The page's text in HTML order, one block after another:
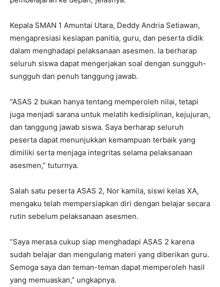
Kepala SMAN 1 Amuntai Utara, Deddy Andria Setiawan,
mengapresiasi kesiapan panitia, guru, dan peserta didik
dalam menghadapi pelaksanaan asesmen. Ia berharap
seluruh siswa dapat mengerjakan soal dengan sungguh-
sungguh dan penuh tanggung jawab.
“ASAS 2 bukan hanya tentang memperoleh nilai, tetapi
juga menjadi sarana untuk melatih kedisiplinan, kejujuran,
dan tanggung jawab siswa. Saya berharap seluruh
peserta dapat menunjukkan kemampuan terbaik yang
dimiliki serta menjaga integritas selama pelaksanaan
asesmen,” tuturnya.
Salah satu peserta ASAS 2, Nor kamila, siswi kelas XA,
mengaku telah mempersiapkan diri dengan belajar secara
rutin sebelum pelaksanaan asesmen.
“Saya merasa cukup siap menghadapi ASAS 2 karena
sudah belajar dan mengulang materi yang diberikan guru.
Semoga saya dan teman-teman dapat memperoleh hasil
yang memuaskan,” ungkapnya.